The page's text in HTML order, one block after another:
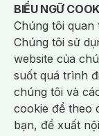
Chăm Sóc Cá Nhân
Chống Muỗi /Khẩu Trang
Sản Phẩm Chăm Sóc Khác
Hỗ Trợ Trắng Răng/Kem
Tăm / Chỉ Nha Khoa/ Xịt
Khăn Ướt Vệ Sinh Vùng
Máy Cạo Râu
Vấn Đề Về Da
Da Dầu / Lỗ Chân Lông To
Da Nhạy Cảm / Kích Ứng
Quầng Thâm & Bọng Mắt /
Dụng Cụ / Phụ Kiện Chăm
Bông Tẩy Trang
Khăn
BIỂU NGỮ
Notice about
Chúng tôi quan
Chúng tôi sử
website của
suốt quá trình
chúng tôi và
cookie để theo
bạn, đề xuất